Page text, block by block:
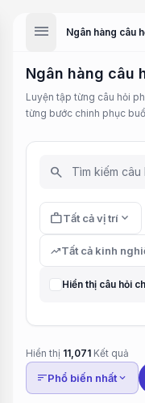
menu Ngân hàng câu
Ngân hàng câu
Luyện tập từng câu hỏi
từng bước chinh phục
search
workTất cả vị trí expand_more
trending_upTất cả kinh
Hiển thị câu hỏi
Hiển thị 11,071 Kết quả
sortPhổ biến nhấtexpand_more